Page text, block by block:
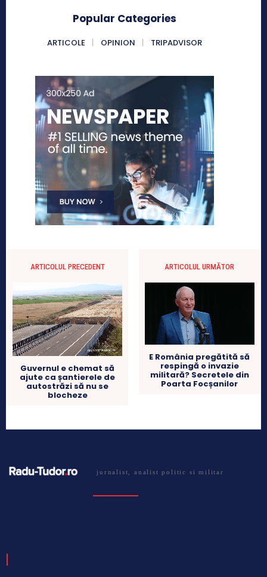
Popular Categories
ARTICOLE OPINION TRIPADVISOR
ARTICOLUL PRECEDENT
Guvernul e chemat să
ajute ca șantierele de
autostrăzi să nu se
blocheze
ARTICOLUL URMĂTOR
E România pregătită să
respingă o invazie
militară? Secretele din
Poarta Focșanilor
jurnalist, analist politic si militar